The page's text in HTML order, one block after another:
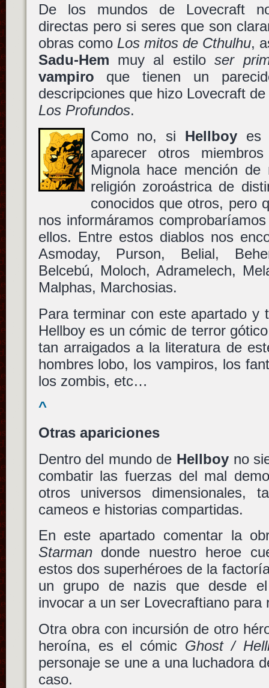
De los mundos de Lovecraft
directas pero si seres que son
obras como Los mitos de Cthulhu,
Sadu-Hem muy al estiloser
vampiro que tienen un
descripciones que hizo Lovecraft
Los Profundos.
Como no, si Hellboy es
aparecer otros
Mignola hace mención
religión zoroástrica de
conocidos que otros, pero
nos informáramos
ellos. Entre estos diablos nos
Asmoday, Purson, Belial,
Belcebú, Moloch, Adramelech,
Malphas, Marchosias.
Para terminar con este apartado y
Hellboy es un cómic de terror
tan arraigados a la literatura de
hombres lobo, los vampiros, los
los zombis, etc…
^
Otras apariciones
Dentro del mundo de Hellboyno
combatir las fuerzas del mal
otros universos dimensionales,
cameos e historias compartidas.
En este apartado comentar la
Starmandonde nuestro heroe
estos dos superhéroes de la
un grupo de nazis que desde el
invocar a un ser Lovecraftiano para
Otra obra con incursión de otro
heroína, es el cómic Ghost /
personaje se une a una luchadora
caso.